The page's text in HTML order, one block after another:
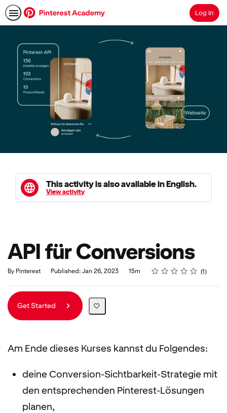
SearchLog In
This activity is also available in English.
View activity
API für Conversions
By Pinterest Published: Jan 26, 2023
Duration 15m Rating
1 star
2 stars
3 stars
4 stars
5 stars
Average rating: 4.0 1
1 review
Get Started
Am Ende dieses Kurses kannst du Folgendes:
deine Conversion-Sichtbarkeit-Strategie mit
den entsprechenden Pinterest-Lösungen
planen,